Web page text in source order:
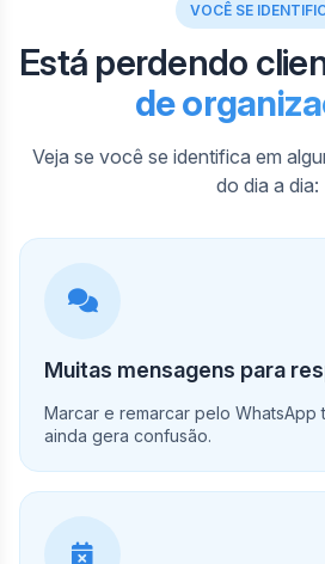
VOCÊ SE
Está perdendo
de
Veja se você se identifica em
do dia a dia:
Muitas mensagens para
Marcar e remarcar pelo WhatsApp
ainda gera confusão.